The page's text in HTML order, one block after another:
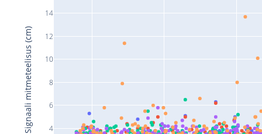
4
6
8
10
12
14
Signaali mitmeteelisus (cm)